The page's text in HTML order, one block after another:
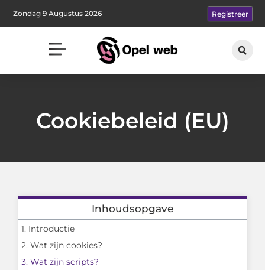
Zondag 9 Augustus 2026 Registreer
Cookiebeleid (EU)
Inhoudsopgave
1. Introductie
2. Wat zijn cookies?
3. Wat zijn scripts?